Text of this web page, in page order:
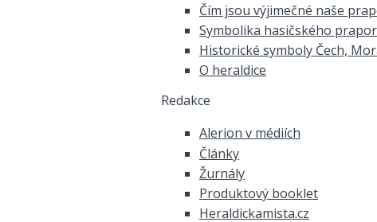
Čím jsou výjimečné naše
Symbolika hasičského
Historické symboly Čech,
O heraldice
Redakce
Alerion v médiích
Články
Žurnály
Produktový booklet
Heraldickamista.cz